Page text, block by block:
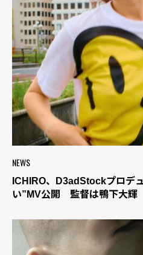
NEWS
ICHIRO、D3adStockプロデ
い”MV公開 監督は鴨下大輝